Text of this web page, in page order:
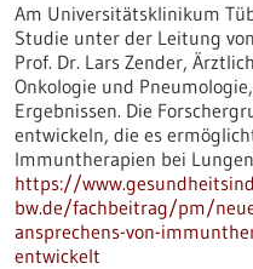
Am Universitätsklinikum
Studie unter der Leitung
Prof. Dr. Lars Zender,
Onkologie und
Ergebnissen. Die
entwickeln, die es
Immuntherapien bei
https://
bw.de/fachbeitrag/pm/
ansprechens-von-
entwickelt